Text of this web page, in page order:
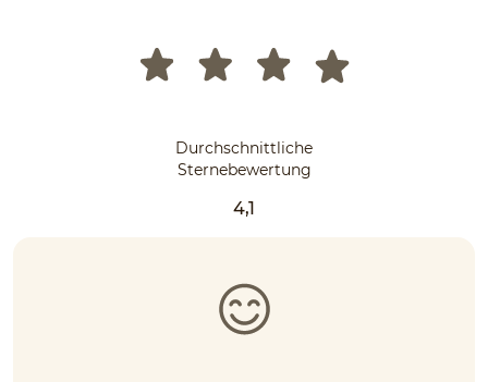
Durchschnittliche
Sternebewertung
4,1